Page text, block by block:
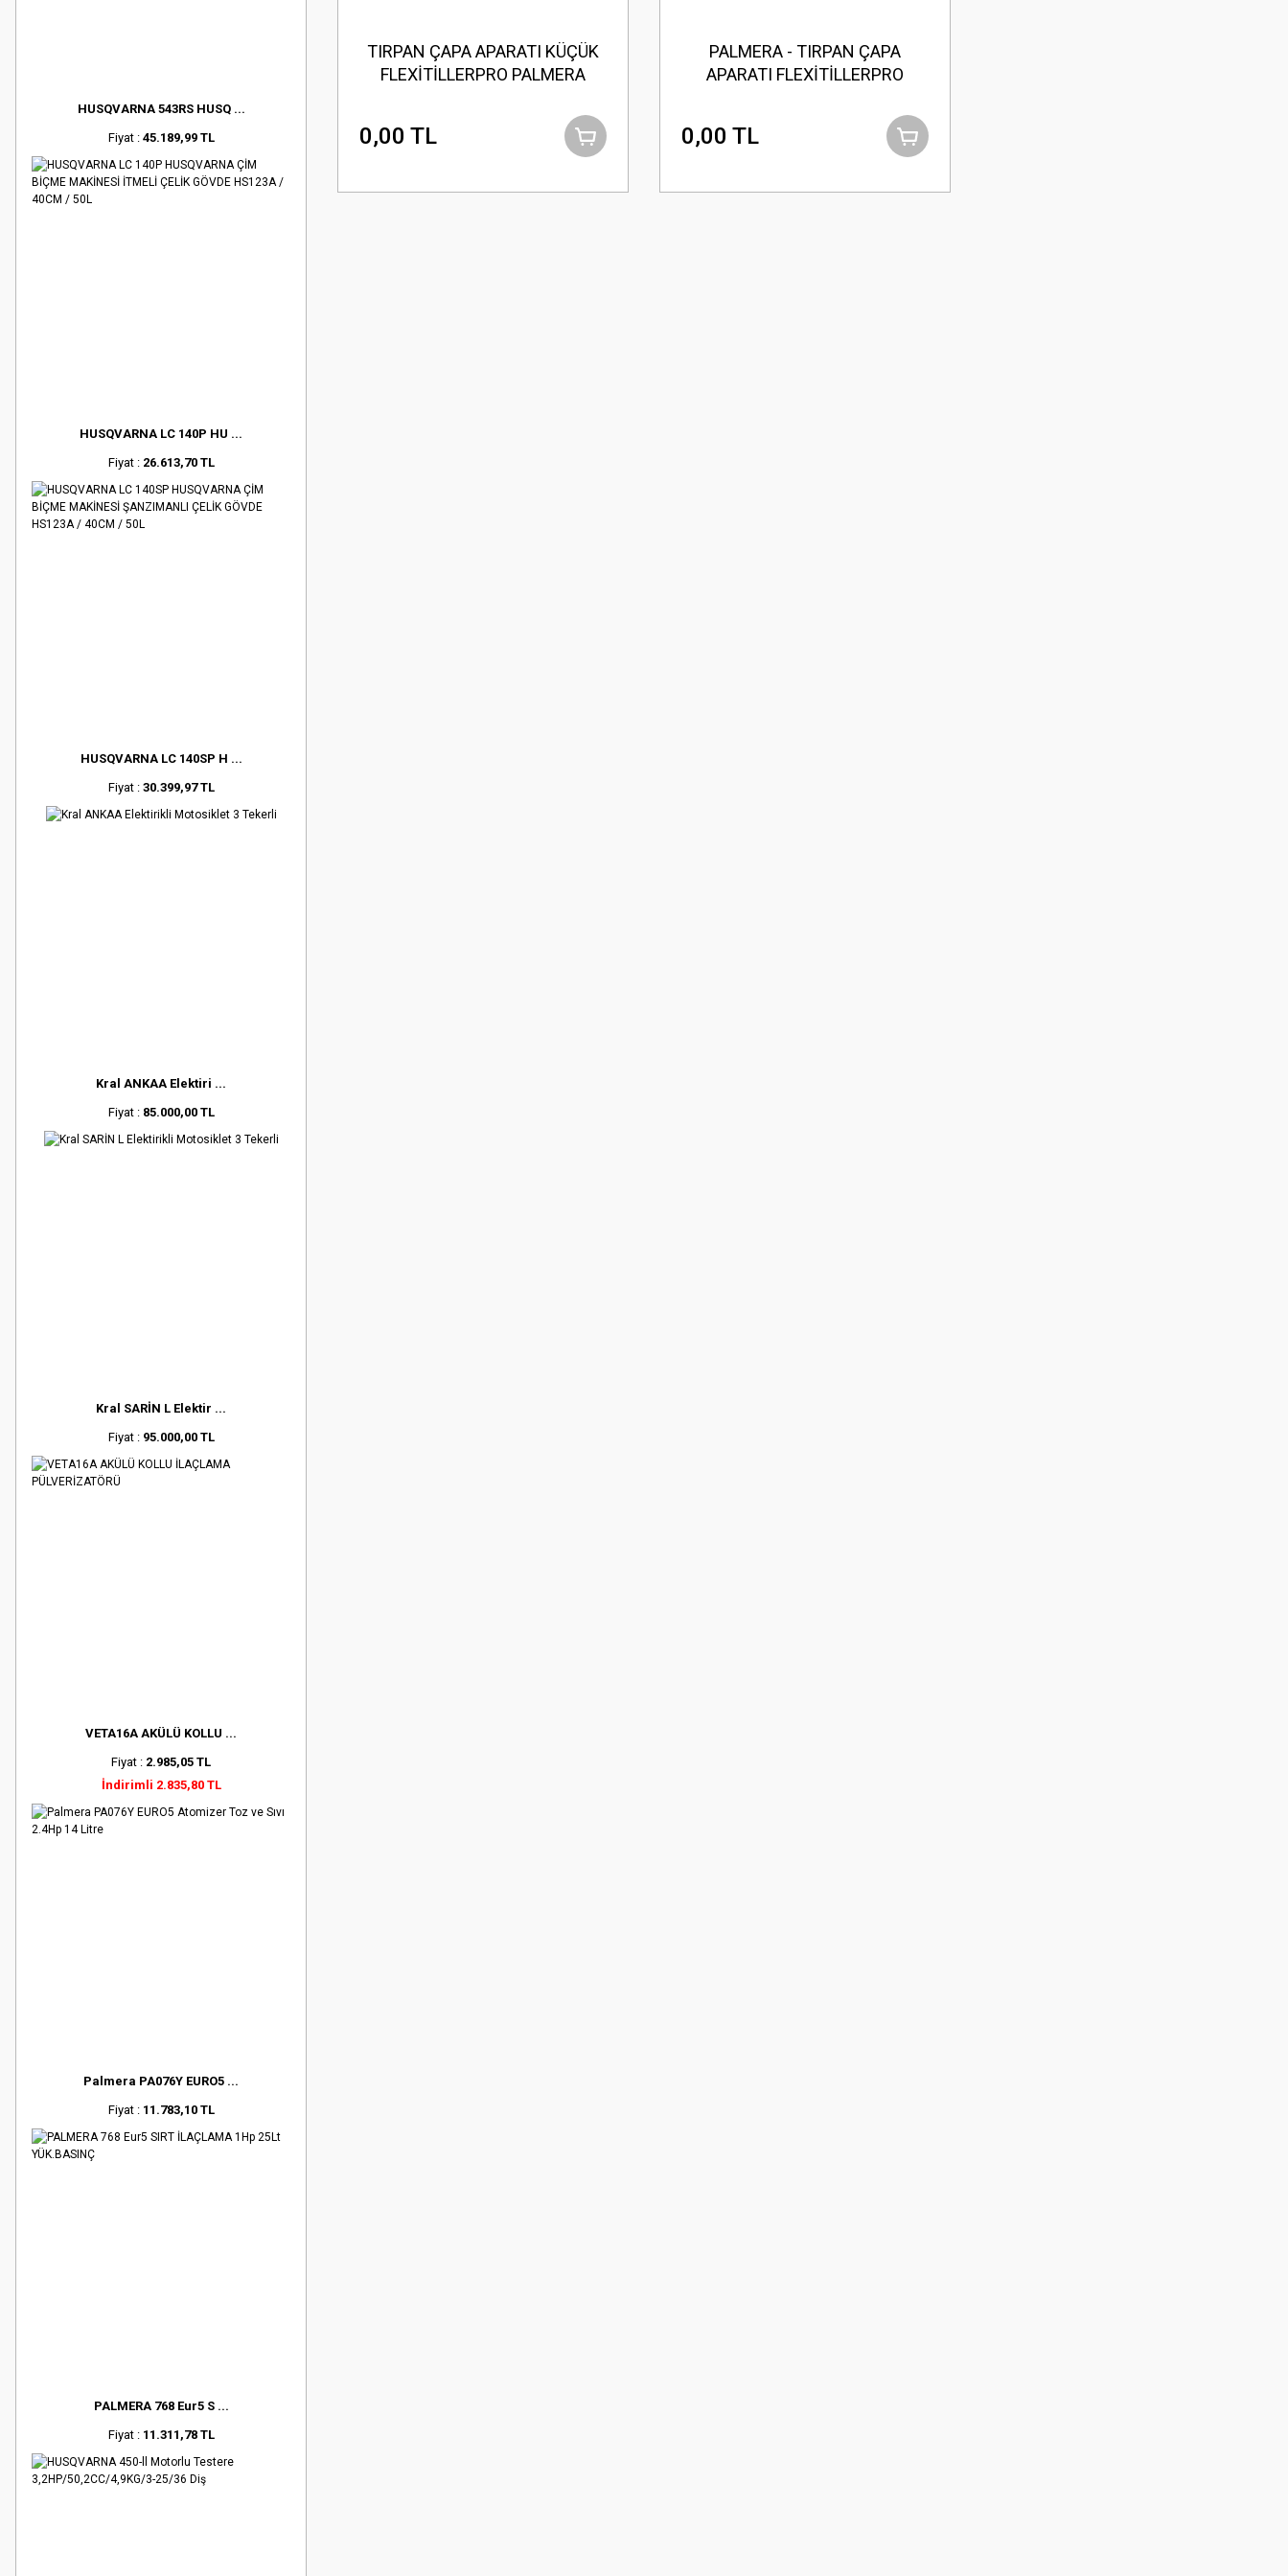
HUSQVARNA 543RS HUSQ ...
Fiyat : 45.189,99 TL
HUSQVARNA LC 140P HU ...
Fiyat : 26.613,70 TL
HUSQVARNA LC 140SP H ...
Fiyat : 30.399,97 TL
Kral ANKAA Elektiri ...
Fiyat : 85.000,00 TL
Kral SARİN L Elektir ...
Fiyat : 95.000,00 TL
VETA16A AKÜLÜ KOLLU ...
Fiyat : 2.985,05 TL
İndirimli 2.835,80 TL
Palmera PA076Y EURO5 ...
Fiyat : 11.783,10 TL
PALMERA 768 Eur5 S ...
Fiyat : 11.311,78 TL
TIRPAN ÇAPA APARATI KÜÇÜK
FLEXİTİLLERPRO PALMERA
0,00 TL
PALMERA - TIRPAN ÇAPA
APARATI FLEXİTİLLERPRO
0,00 TL